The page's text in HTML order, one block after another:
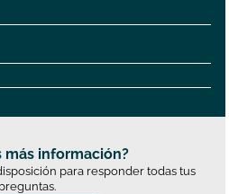
más información?
para responder todas tus
preguntas.